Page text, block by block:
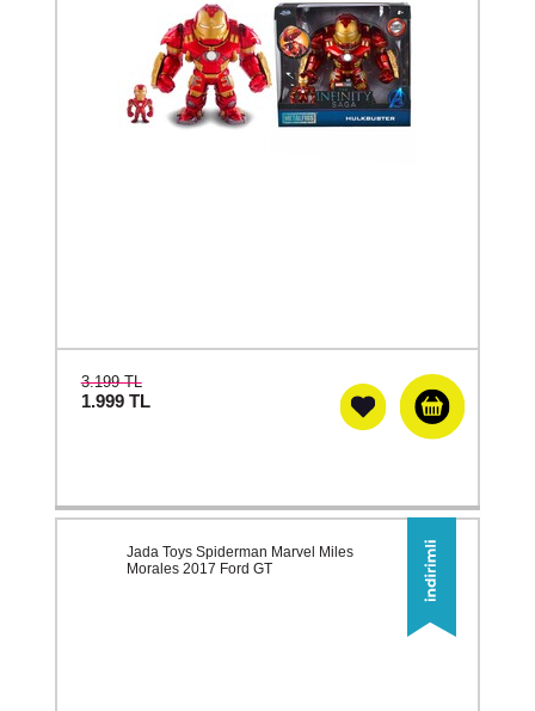
3.199 TL
1.999 TL
Jada Toys Spiderman Marvel Miles
Morales 2017 Ford GT